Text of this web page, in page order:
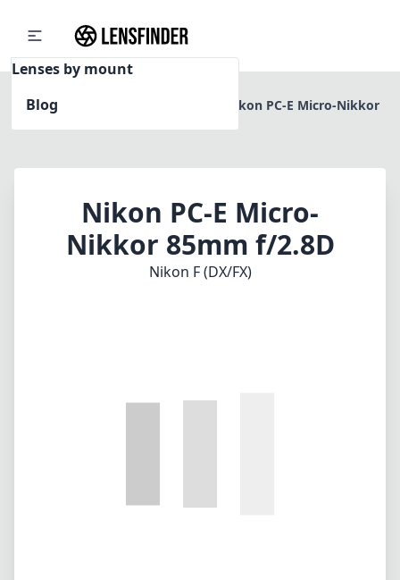
Lenses by mount
Blog
Home
Nikon PC-E Micro-Nikkor
Nikon PC-E Micro-
Nikkor 85mm f/2.8D
Nikon F (DX/FX)
ein vielseitiges Objektiv, das für seine